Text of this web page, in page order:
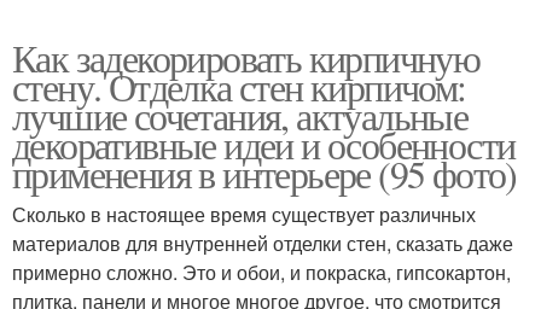
Как задекорировать кирпичную
стену. Отделка стен кирпичом:
лучшие сочетания, актуальные
декоративные идеи и особенности
применения в интерьере (95 фото)
Сколько в настоящее время существует различных
материалов для внутренней отделки стен, сказать даже
примерно сложно. Это и обои, и покраска, гипсокартон,
плитка, панели и многое многое другое, что смотрится